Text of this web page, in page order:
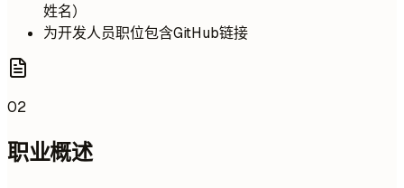
姓名）
为开发人员职位包含GitHub链接
02
职业概述